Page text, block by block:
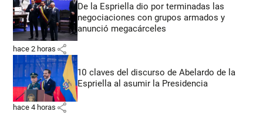
De la Espriella dio por terminadas las
negociaciones con grupos armados y
anunció megacárceles
hace 2 horas share
10 claves del discurso de Abelardo de la
Espriella al asumir la Presidencia
hace 4 horas share